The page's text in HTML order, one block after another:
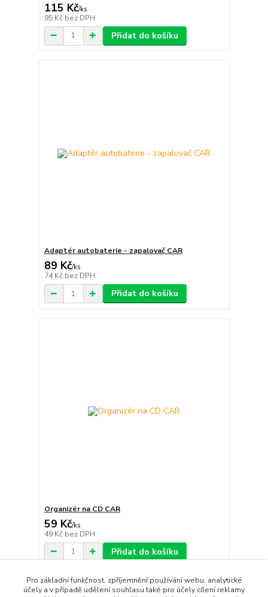
115 Kč/ks
95 Kč bez DPH
Přidat do košíku
Adaptér autobaterie - zapalovač CAR
89 Kč/ks
74 Kč bez DPH
Přidat do košíku
Organizér na CD CAR
59 Kč/ks
49 Kč bez DPH
Přidat do košíku
strana z 1
Pro základní funkčnost, zpříjemnění používání webu, analytické
účely a v případě udělení souhlasu také pro účely cílení reklamy